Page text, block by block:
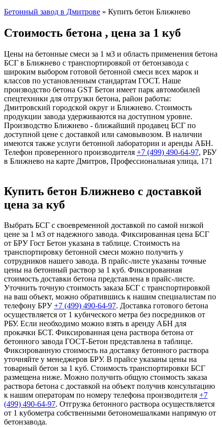
Бетонный завод в Дмитрове » Купить бетон Ближнево
Стоимость бетона , цена за 1 куб
Цены на бетонные смеси за 1 м3 и область применения бетона
БСГ в Ближнево с транспортировкой от бетонзавода с
широким выбором готовой бетонной смеси всех марок и
классов по установленным стандартам ГОСТ. Наше
производство бетона GST Бетон имеет парк автомобилей
спецтехники для отгрузки бетона, район работы:
Дмитровский городской округ и Ближнево. Стоимость
продукции завода удерживаются на доступном уровне.
Производство Ближнево - ближайший продавец БСГ по
доступной цене с доставкой или самовывозом. В наличии
имеются также услуги бетонной лаборатории и аренды АБН.
Телефон проверенного производителя +7 (499) 490-64-97, РБУ
в Ближнево на карте Дмитров, Профессиональная улица, 171
Купить бетон Ближнево с доставкой
цена за куб
Выбрать БСГ с своевременной доставкой по самой низкой
цене за 1 м3 от надежного завода. Фиксированная цена БСГ
от БРУ Гост Бетон указана в таблице. Стоимость на
транспортировку бетонной смеси можно получить у
сотрудников нашего завода. В прайс-листе указаны точные
цены на бетонный раствор за 1 куб. Фиксированная
стоимость доставки бетона представлена в прайс-листе.
Уточнить точную стоимость заказа БСГ с транспортировкой
на ваш объект, можно обратившись к нашим специалистам по
телефону БРУ+7 (499) 490-64-97. Доставка готового бетона
осуществляется от 1 кубического метра без посредников от
РБУ. Если необходимо можно взять в аренду АБН для
прокачки БСТ. Фиксированная цена раствора бетона от
бетонного завода ГОСТ-Бетон представлена в таблице.
Фиксированную стоимость на доставку бетонного раствора
уточняйте у менеджеров БРУ. В прайсе указаны цены на
товарный бетон за 1 куб. Стоимость транспортировки БСГ
размещена ниже. Можно получить общую стоимость заказа
раствора бетона с доставкой на объект получив консультацию
к нашим операторам по номеру телефона производителя +7
(499) 490-64-97. Отгрузка бетонного раствора осуществляется
от 1 кубометра собственными бетономешалками напрямую от
бетонзавода.